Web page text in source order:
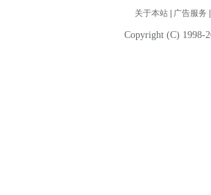
关于本站| 广告服务
Copyright (C) 1998-